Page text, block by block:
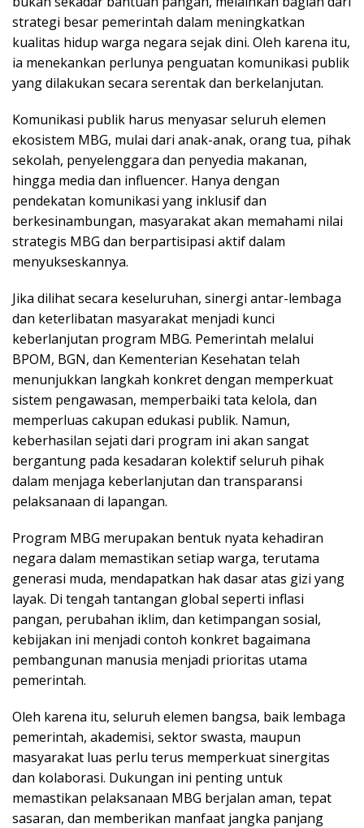
strategi besar pemerintah dalam meningkatkan
kualitas hidup warga negara sejak dini. Oleh karena itu,
ia menekankan perlunya penguatan komunikasi publik
yang dilakukan secara serentak dan berkelanjutan.
Komunikasi publik harus menyasar seluruh elemen
ekosistem MBG, mulai dari anak-anak, orang tua, pihak
sekolah, penyelenggara dan penyedia makanan,
hingga media dan influencer. Hanya dengan
pendekatan komunikasi yang inklusif dan
berkesinambungan, masyarakat akan memahami nilai
strategis MBG dan berpartisipasi aktif dalam
menyukseskannya.
Jika dilihat secara keseluruhan, sinergi antar-lembaga
dan keterlibatan masyarakat menjadi kunci
keberlanjutan program MBG. Pemerintah melalui
BPOM, BGN, dan Kementerian Kesehatan telah
menunjukkan langkah konkret dengan memperkuat
sistem pengawasan, memperbaiki tata kelola, dan
memperluas cakupan edukasi publik. Namun,
keberhasilan sejati dari program ini akan sangat
bergantung pada kesadaran kolektif seluruh pihak
dalam menjaga keberlanjutan dan transparansi
pelaksanaan di lapangan.
Program MBG merupakan bentuk nyata kehadiran
negara dalam memastikan setiap warga, terutama
generasi muda, mendapatkan hak dasar atas gizi yang
layak. Di tengah tantangan global seperti inflasi
pangan, perubahan iklim, dan ketimpangan sosial,
kebijakan ini menjadi contoh konkret bagaimana
pembangunan manusia menjadi prioritas utama
pemerintah.
Oleh karena itu, seluruh elemen bangsa, baik lembaga
pemerintah, akademisi, sektor swasta, maupun
masyarakat luas perlu terus memperkuat sinergitas
dan kolaborasi. Dukungan ini penting untuk
memastikan pelaksanaan MBG berjalan aman, tepat
sasaran, dan memberikan manfaat jangka panjang